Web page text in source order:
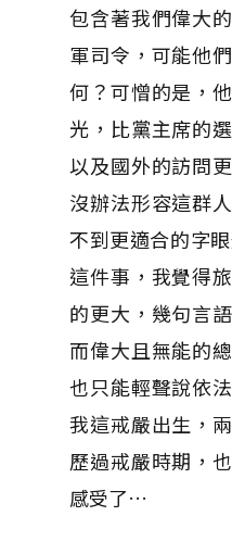
包含著我們偉大
軍司令，可能他
何？可憎的是，
光，比黨主席的
以及國外的訪問
沒辦法形容這群
不到更適合的字
這件事，我覺得
的更大，幾句言
而偉大且無能的
也只能輕聲說依
我這戒嚴出生，
歷過戒嚴時期，
感受了…